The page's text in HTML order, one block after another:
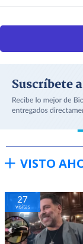
VISTO
27
visitas